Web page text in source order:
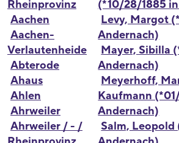
Rheinprovinz
Aachen
Aachen-
Verlautenheide
Abterode
Ahaus
Ahlen
Ahrweiler
Ahrweiler / - /
(*10/28/1885
Levy, Margot
Andernach)
Mayer, Sibilla
Andernach)
Meyerhoff,
Kaufmann
Andernach)
Salm,